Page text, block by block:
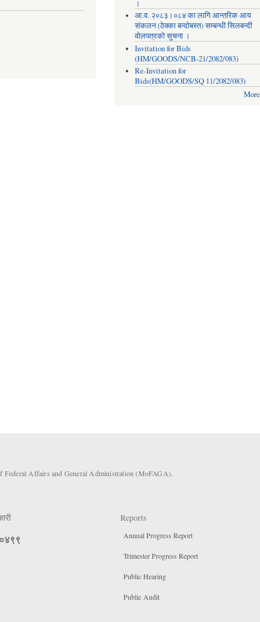
।
आ.व. २०८३।०८४ का लागि आन्तरिक आय
संकलन (ठेक्का बन्दोबस्त) सम्बन्धी सिलबन्दी
वोलपत्रको सूचना ।
Invitation for Bids
(HM/GOODS/NCB-21/2082/083)
Re-Invitation for
Bids(HM/GOODS/SQ 11/2082/083)
More
Federal Affairs and General Administration (MoFAGA).
Reports
Annual Progress Report
Trimester Progress Report
Public Hearing
Public Audit